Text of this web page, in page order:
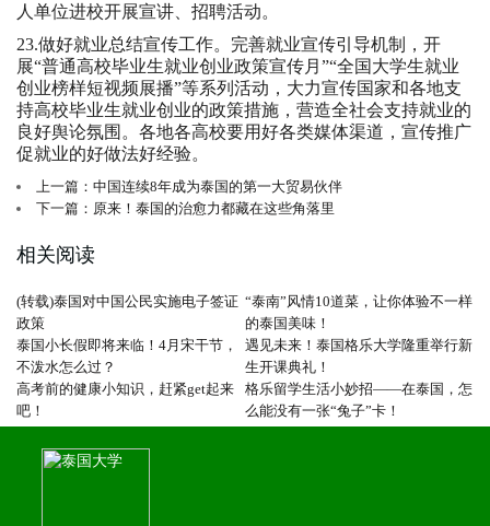
人单位进校开展宣讲、招聘活动。
23.做好就业总结宣传工作。完善就业宣传引导机制，开
展“普通高校毕业生就业创业政策宣传月”“全国大学生就业
创业榜样短视频展播”等系列活动，大力宣传国家和各地支
持高校毕业生就业创业的政策措施，营造全社会支持就业的
良好舆论氛围。各地各高校要用好各类媒体渠道，宣传推广
促就业的好做法好经验。
上一篇：中国连续8年成为泰国的第一大贸易伙伴
下一篇：原来！泰国的治愈力都藏在这些角落里
相关阅读
(转载)泰国对中国公民实施电子签证
政策
“泰南”风情10道菜，让你体验不一样
的泰国美味！
泰国小长假即将来临！4月宋干节，
不泼水怎么过？
遇见未来！泰国格乐大学隆重举行新
生开课典礼！
高考前的健康小知识，赶紧get起来
吧！
格乐留学生活小妙招——在泰国，怎
么能没有一张“兔子”卡！